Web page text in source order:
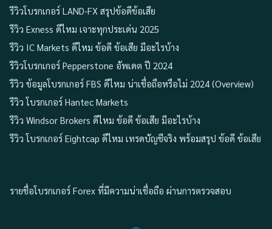
รีวิวโบรกเกอร์ LAND-FX สรุปข้อดีข้อเสีย
รีวิว Exness ดีไหม เจาะทุกประเด่น 2025
รีวิว IC Markets ดีไหม ข้อดี ข้อเสีย มีอะไรบ้าง
รีวิวโบรกเกอร์ Pepperstone อัพเดต ปี 2024
รีวิว ข้อมูลโบรกเกอร์ FBS ดีไหม น่าเชื่อถือหรือไม่ 2024 (Overview)
รีวิว โบรกเกอร์ Hantec Markets
รีวิว Windsor Brokers ดีไหม ข้อดี ข้อเสีย มีอะไรบ้าง
รีวิว โบรกเกอร์ Eightcap ดีไหม เทรดบัญชีจริง พร้อมสรุป ข้อดี ข้อเสีย
รายชื่อโบรกเกอร์ Forex ที่มีความน่าเชื่อถือ ผ่านการตรวจสอบ